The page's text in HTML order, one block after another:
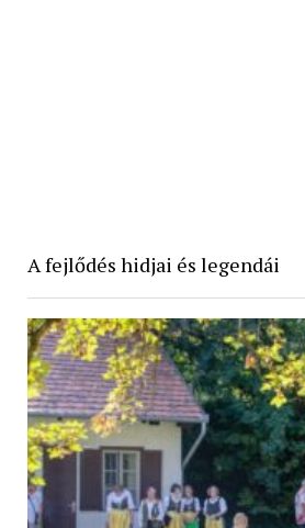
A fejlődés hidjai és legendái